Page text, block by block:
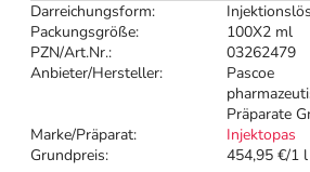
Darreichungsform:
Packungsgröße:
100X2 ml
PZN/Art.Nr.:
03262479
Anbieter/Hersteller:
Pascoe
Präparate
Marke/Präparat:
Injektopas
Grundpreis:
454,95 €/1 l